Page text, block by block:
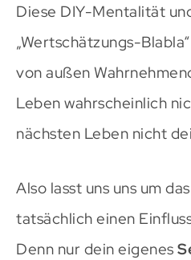
Diese DIY-Mentalität
„Wertschätzungs-
von außen
Leben wahrscheinlich
nächsten Leben nicht
Also lasst uns uns um
tatsächlich einen
Denn nur dein eigenes